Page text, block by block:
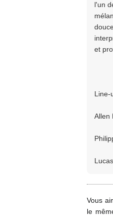
l'un
et
Line-
Allen
Vous
le